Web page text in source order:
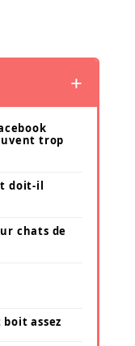
trop
doit-il
chats de
assez